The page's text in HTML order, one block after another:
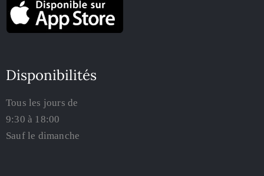
Disponibilités
Tous les jours de
9:30 à 18:00
Sauf le dimanche